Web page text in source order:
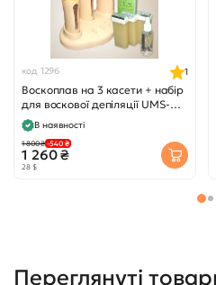
код 1296
Воскоплав на 3 касети + набір
для воскової депіляції UMS-
8324
1
В наявності
1 800 ₴ -540 ₴
1 260 ₴
28 $
Переглянуті